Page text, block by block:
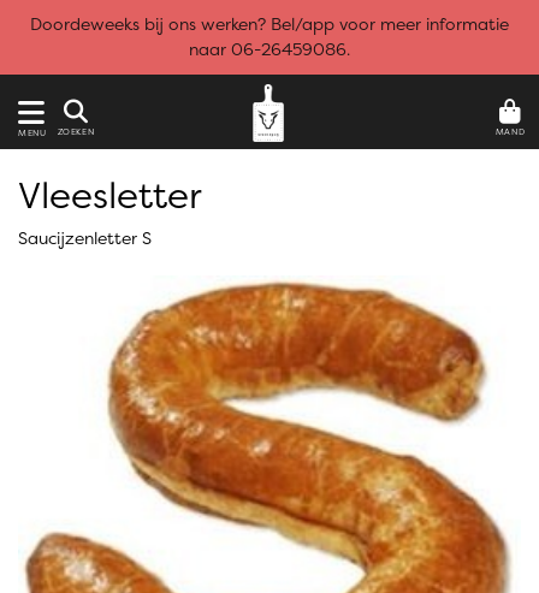
Doordeweeks bij ons werken? Bel/app voor meer informatie
naar 06-26459086.
MENU ZOEKEN MAND
Vleesletter
Saucijzenletter S